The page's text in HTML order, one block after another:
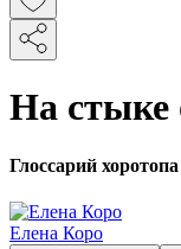
На стыке
Глоссарий хоротопа
Елена Коро